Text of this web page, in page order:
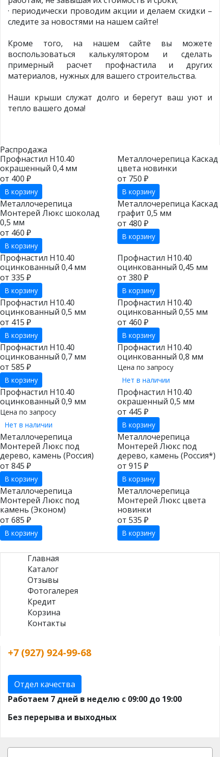
· периодически проводим акции и делаем скидки –
следите за новостями на нашем сайте!
Кроме того, на нашем сайте вы можете
воспользоваться калькулятором и сделать
примерный расчет профнастила и других
материалов, нужных для вашего строительства.
Наши крыши служат долго и берегут ваш уют и
тепло вашего дома!
Распродажа
Профнастил Н10.40
окрашенный 0,4 мм
от 400 ₽
В корзину
Металлочерепица Каскад
цвета новинки
от 750 ₽
В корзину
Металлочерепица
Монтерей Люкс шоколад
0,5 мм
от 460 ₽
В корзину
Металлочерепица Каскад
графит 0,5 мм
от 480 ₽
В корзину
Профнастил Н10.40
оцинкованный 0,4 мм
от 335 ₽
В корзину
Профнастил Н10.40
оцинкованный 0,45 мм
от 380 ₽
В корзину
Профнастил Н10.40
оцинкованный 0,5 мм
от 415 ₽
В корзину
Профнастил Н10.40
оцинкованный 0,55 мм
от 460 ₽
В корзину
Профнастил Н10.40
оцинкованный 0,7 мм
от 585 ₽
В корзину
Профнастил Н10.40
оцинкованный 0,8 мм
Цена по запросу
Нет в наличии
Профнастил Н10.40
оцинкованный 0,9 мм
Цена по запросу
Нет в наличии
Профнастил Н10.40
окрашенный 0,5 мм
от 445 ₽
В корзину
Металлочерепица
Монтерей Люкс под
дерево, камень (Россия)
от 845 ₽
В корзину
Металлочерепица
Монтерей Люкс под
дерево, камень (Россия*)
от 915 ₽
В корзину
Металлочерепица
Монтерей Люкс под
камень (Эконом)
от 685 ₽
В корзину
Металлочерепица
Монтерей Люкс цвета
новинки
от 535 ₽
В корзину
Главная
Каталог
Отзывы
Фотогалерея
Кредит
Корзина
Контакты
+7 (927) 924-99-68
Отдел качества
Работаем 7 дней в неделю с 09:00 до 19:00
Без перерыва и выходных